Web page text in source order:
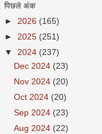
पिछले अंक
► 2026 (165)
► 2025 (251)
▼ 2024 (237)
Dec 2024 (23)
Nov 2024 (20)
Oct 2024 (20)
Sep 2024 (23)
Aug 2024 (22)